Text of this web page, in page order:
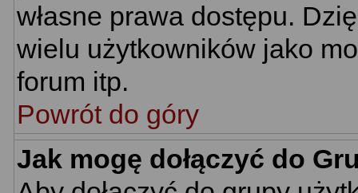
własne prawa dostępu.
wielu użytkowników jako
forum itp.
Powrót do góry
Jak mogę dołączyć do